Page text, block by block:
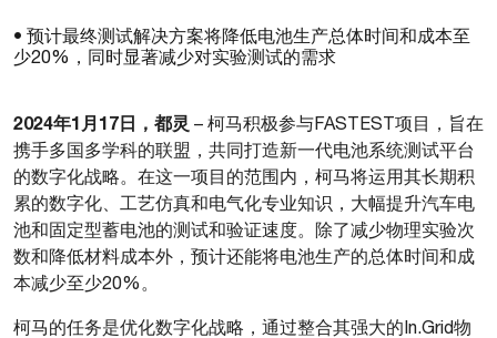
• 预计最终测试解决方案将降低电池生产总体时间和成本至
少20%，同时显著减少对实验测试的需求
2024年1月17日，都灵 – 柯马积极参与FASTEST项目，旨在
携手多国多学科的联盟，共同打造新一代电池系统测试平台
的数字化战略。在这一项目的范围内，柯马将运用其长期积
累的数字化、工艺仿真和电气化专业知识，大幅提升汽车电
池和固定型蓄电池的测试和验证速度。除了减少物理实验次
数和降低材料成本外，预计还能将电池生产的总体时间和成
本减少至少20%。
柯马的任务是优化数字化战略，通过整合其强大的In.Grid物